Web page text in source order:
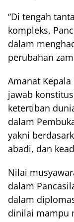
“Di tengah
kompleks,
dalam
perubahan
Amanat
jawab
ketertiban
dalam
yakni
abadi, dan
Nilai
dalam
dalam
dinilai mampu